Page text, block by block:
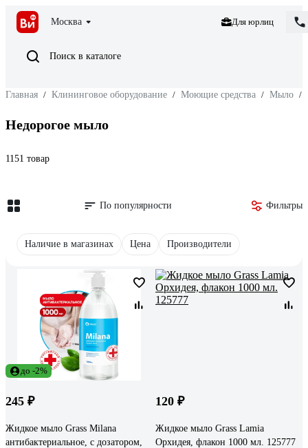
Москва Для юрлиц
Поиск в каталоге
Главная / Клининговое оборудование / Моющие средства / Мыло /
Недорогое мыло
1151 товар
По популярности Фильтры
Наличие в магазинах Цена Производители
до -2%
245 ₽
Жидкое мыло Grass Milana
антибактериальное, с дозатором,
120 ₽
Жидкое мыло Grass Lamia
Орхидея, флакон 1000 мл. 125777